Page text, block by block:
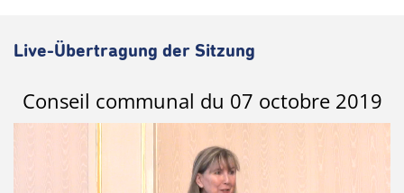
Live-Übertragung der Sitzung